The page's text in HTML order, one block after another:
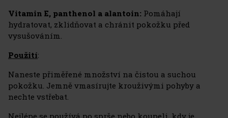
Vitamin E, panthenol a alantoin: Pomáhají
hydratovat, zklidňovat a chránit pokožku před
vysušováním.
Použití:
Naneste přiměřené množství na čistou a suchou
pokožku. Jemně vmasírujte krouživými pohyby a
nechte vstřebat.